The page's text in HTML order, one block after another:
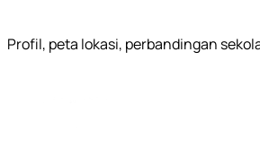
Profil, peta lokasi, perbandingan